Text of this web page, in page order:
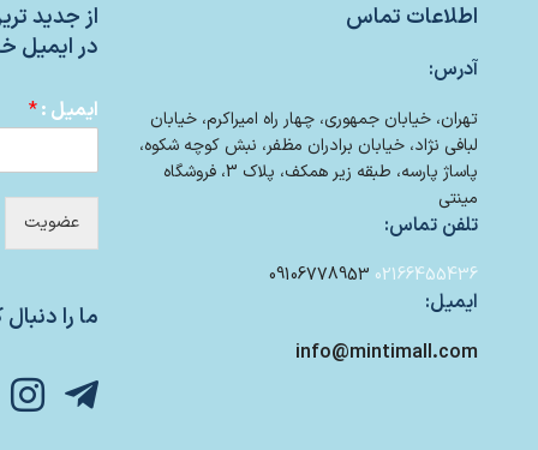
اطلاعات تماس
آدرس:
تهران، خیابان جمهوری، چهار راه امیراکرم، خیابان
لبافی نژاد، خیابان برادران مظفر، نبش کوچه شکوه،
پاساژ پارسه، طبقه زیر همکف، پلاک 3، فروشگاه
مینتی
تلفن تماس:
02166455436
09106778953
ایمیل:
info@mintimall.com
از جدید
در ایمیل
ایمیل :*
عضویت
ما را